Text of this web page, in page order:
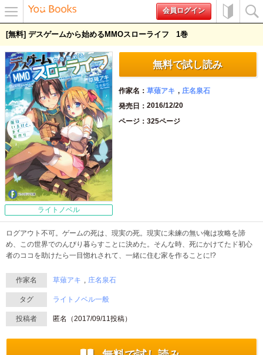
ー
会員ログイン
[無料] デスゲームから始めるMMOスローライフ 1
ライトノベル
無料で試し読み
作家名 草薙アキ
庄名泉石
発売日
2016/12/20
ページ
325ページ
ログアウト不可。ゲームの死は、現実の死。現実に未練の無い俺は攻略を諦
め、この世界でのんびり暮らすことに決めた。そんな時、死にかけてたド初心
者のココを助けたら一目惚れされて、一緒に住む家を作ることに!?
作家名 草薙アキ 庄名泉石
タグ ライトノベル一般
投稿者 匿名（2017/09/11 投稿）